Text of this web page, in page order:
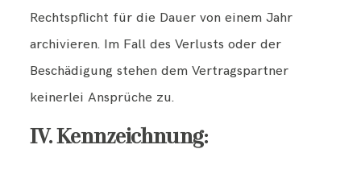
Rechtspflicht für die Dauer von einem Jahr
archivieren. Im Fall des Verlusts oder der
Beschädigung stehen dem Vertragspartner
keinerlei Ansprüche zu.
IV. Kennzeichnung: